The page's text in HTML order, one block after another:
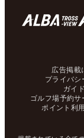
広告掲載
プライバシ
ガイ
ゴルフ場予約サ
ポイント利